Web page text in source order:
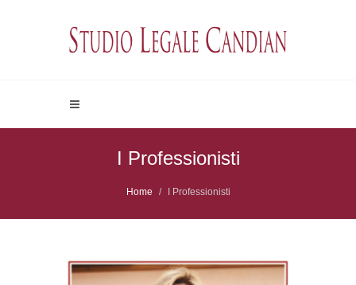
I Professionisti
Home I Professionisti